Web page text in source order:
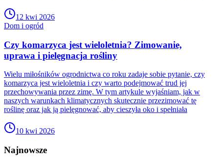
12 kwi 2026
Dom i ogród
Czy komarzyca jest wieloletnia? Zimowanie,
uprawa i pielęgnacja rośliny
Wielu miłośników ogrodnictwa co roku zadaje sobie pytanie, czy
komarzyca jest wieloletnia i czy warto podejmować trud jej
przechowywania przez zimę. W tym artykule wyjaśniam, jak w
naszych warunkach klimatycznych skutecznie przezimować tę
roślinę oraz jak ją pielęgnować, aby cieszyła oko i spełniała
10 kwi 2026
Najnowsze